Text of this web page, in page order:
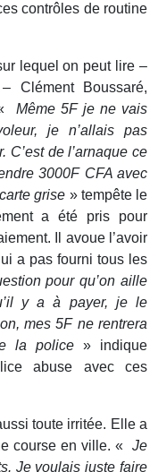
contrôles de routine
lequel on peut lire –
Clément Boussaré,
Même 5F je ne vais
je n’allais pas
C’est de l’arnaque ce
3000F CFA avec
grise » tempête le
a été pris pour
Il avoue l’avoir
a pas fourni tous les
pour qu’on aille
y a à payer, je le
mes 5F ne rentrera
la police» indique
abuse avec ces
toute irritée. Elle a
course en ville. « Je
Je voulais juste faire